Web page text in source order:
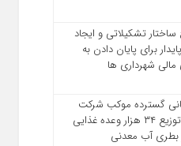
ساختار تشکیلاتی و ایجاد
برای پایان دادن به
شهرداری‌ ها
گسترده موکب شرکت
گاز ایلام با توزیع ۳۴ هزار وعده غذایی